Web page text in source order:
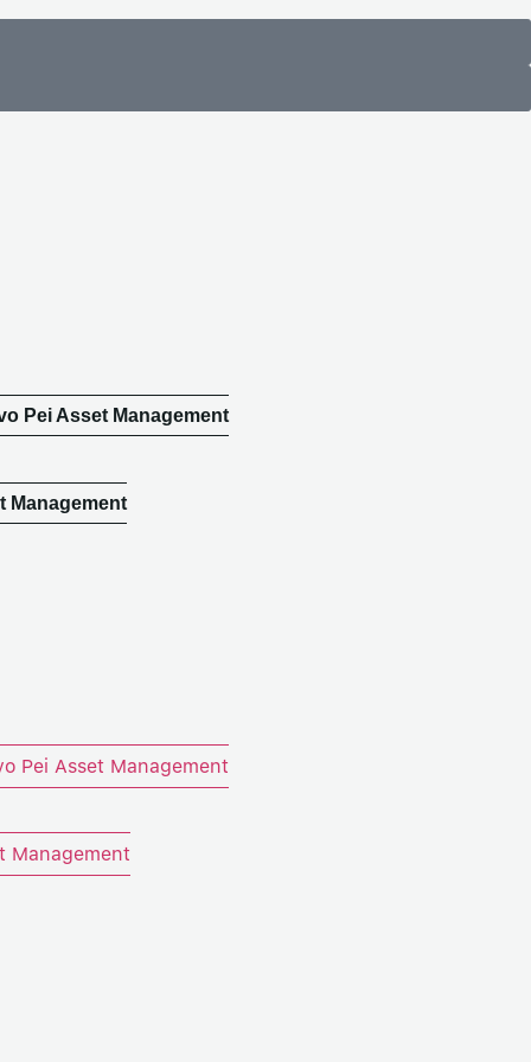
Pei Asset Management
Management
Pei Asset Management
Management